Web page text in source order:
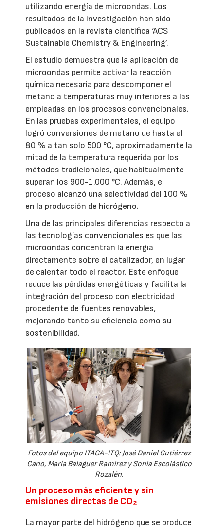
utilizando energía de microondas. Los
resultados de la investigación han sido
publicados en la revista científica ‘ACS
Sustainable Chemistry & Engineering’.
El estudio demuestra que la aplicación de
microondas permite activar la reacción
química necesaria para descomponer el
metano a temperaturas muy inferiores a las
empleadas en los procesos convencionales.
En las pruebas experimentales, el equipo
logró conversiones de metano de hasta el
80 % a tan solo 500 °C, aproximadamente la
mitad de la temperatura requerida por los
métodos tradicionales, que habitualmente
superan los 900-1.000 °C. Además, el
proceso alcanzó una selectividad del 100 %
en la producción de hidrógeno.
Una de las principales diferencias respecto a
las tecnologías convencionales es que las
microondas concentran la energía
directamente sobre el catalizador, en lugar
de calentar todo el reactor. Este enfoque
reduce las pérdidas energéticas y facilita la
integración del proceso con electricidad
procedente de fuentes renovables,
mejorando tanto su eficiencia como su
sostenibilidad.
Fotos del equipo ITACA-ITQ: José Daniel Gutiérrez
Cano, María Balaguer Ramirez y Sonia Escolástico
Rozalén.
Un proceso más eficiente y sin
emisiones directas de CO₂
La mayor parte del hidrógeno que se produce